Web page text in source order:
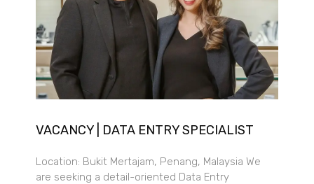
VACANCY | DATA ENTRY SPECIALIST
Location: Bukit Mertajam, Penang, Malaysia We
are seeking a detail-oriented Data Entry